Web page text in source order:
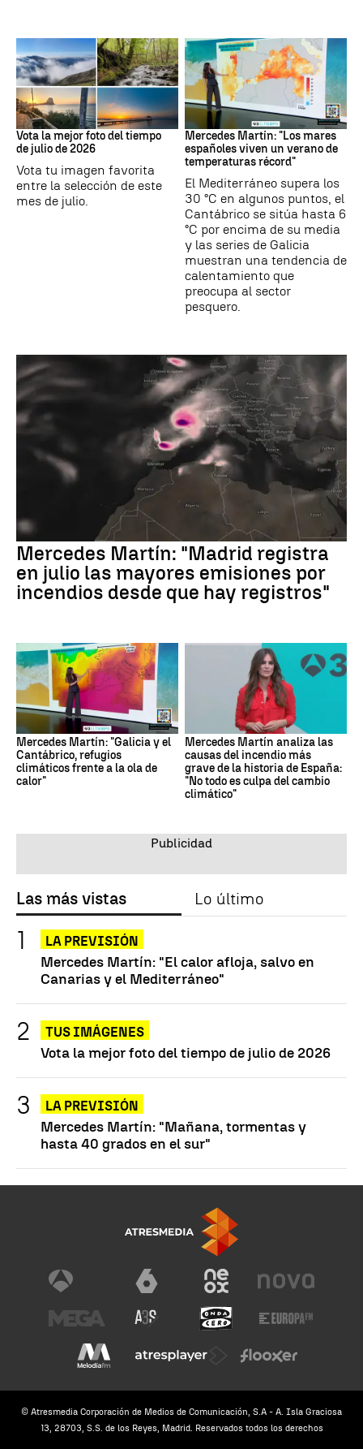
Tus imágenes
Vota la mejor foto del tiempo
de julio de 2026
Vota tu imagen favorita
entre la selección de este
mes de julio.
Mares
Mercedes Martín: "Los mares
españoles viven un verano de
temperaturas récord"
El Mediterráneo supera los
30 °C en algunos puntos, el
Cantábrico se sitúa hasta 6
°C por encima de su media
y las series de Galicia
muestran una tendencia de
calentamiento que
preocupa al sector
pesquero.
Mercedes Martín: "Madrid registra
en julio las mayores emisiones por
incendios desde que hay registros"
Mercedes Martín: "Galicia y el
Cantábrico, refugios
climáticos frente a la ola de
calor"
Mercedes Martín analiza las
causas del incendio más
grave de la historia de España:
"No todo es culpa del cambio
climático"
Las más vistas Lo último
LA PREVISIÓN
Mercedes Martín: "El calor afloja, salvo en
Canarias y el Mediterráneo"
TUS IMÁGENES
Vota la mejor foto del tiempo de julio de 2026
LA PREVISIÓN
Mercedes Martín: "Mañana, tormentas y
hasta 40 grados en el sur"
© Atresmedia Corporación de Medios de Comunicación, S.A - A. Isla Graciosa
13, 28703, S.S. de los Reyes, Madrid. Reservados todos los derechos